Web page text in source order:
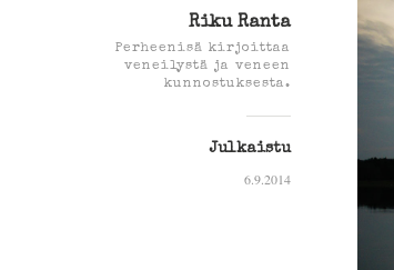
Riku Ranta
Perheenisä kirjoittaa
veneilystä ja veneen
kunnostuksesta.
Julkaistu
6.9.2014